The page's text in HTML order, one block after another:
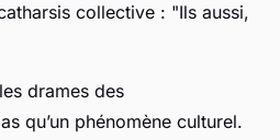
collective : "Ils aussi,
drames des
qu’un phénomène culturel.